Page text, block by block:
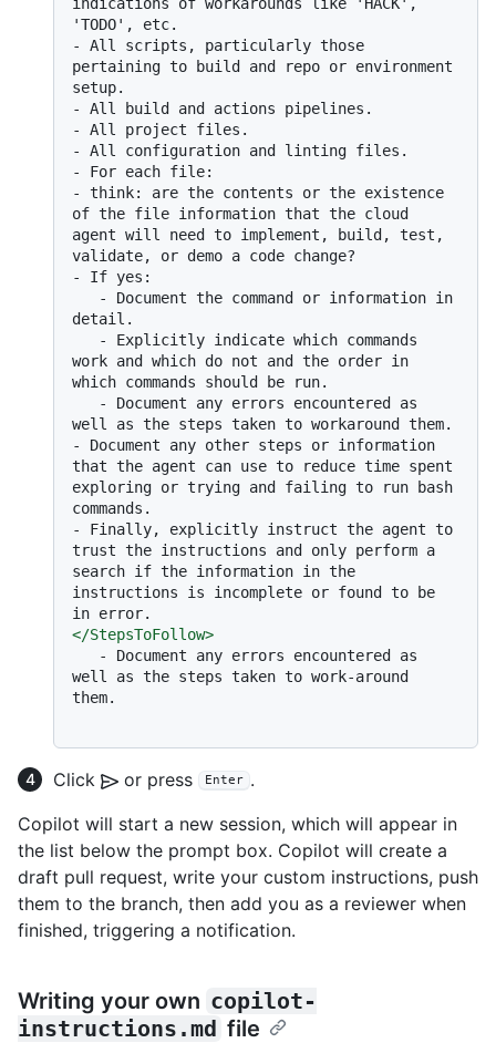
-
All scripts, particularly those
pertaining to build and repo or environment
-
-
-
-
-
think: are the contents or the existence
of the file information that the cloud
agent will need to implement, build, test,
-
   -
Document the command or information in
   -
Explicitly indicate which commands
work and which do not and the order in
   -
Document any errors encountered as
-
Document any other steps or information
that the agent can use to reduce time spent
exploring or trying and failing to run bash
-
Finally, explicitly instruct the agent to
trust the instructions and only perform a
search if the information in the
instructions is incomplete or found to be
</StepsToFollow>
   -
Document any errors encountered as
well as the steps taken to work-around
them.
Click or press Enter .
Copilot will start a new session, which will appear in
the list below the prompt box. Copilot will create a
draft pull request, write your custom instructions, push
them to the branch, then add you as a reviewer when
finished, triggering a notification.
Writing your own copilot-
instructions.md file